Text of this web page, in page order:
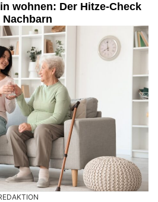
wohnen: Der Hitze-Check